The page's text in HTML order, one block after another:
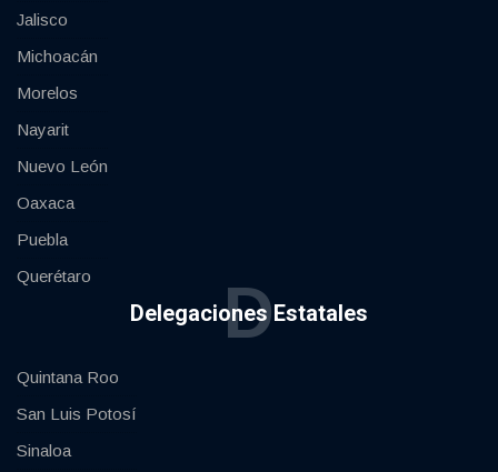
Jalisco
Michoacán
Morelos
Nayarit
Nuevo León
Oaxaca
Puebla
Querétaro
Delegaciones Estatales
D
Quintana Roo
San Luis Potosí
Sinaloa